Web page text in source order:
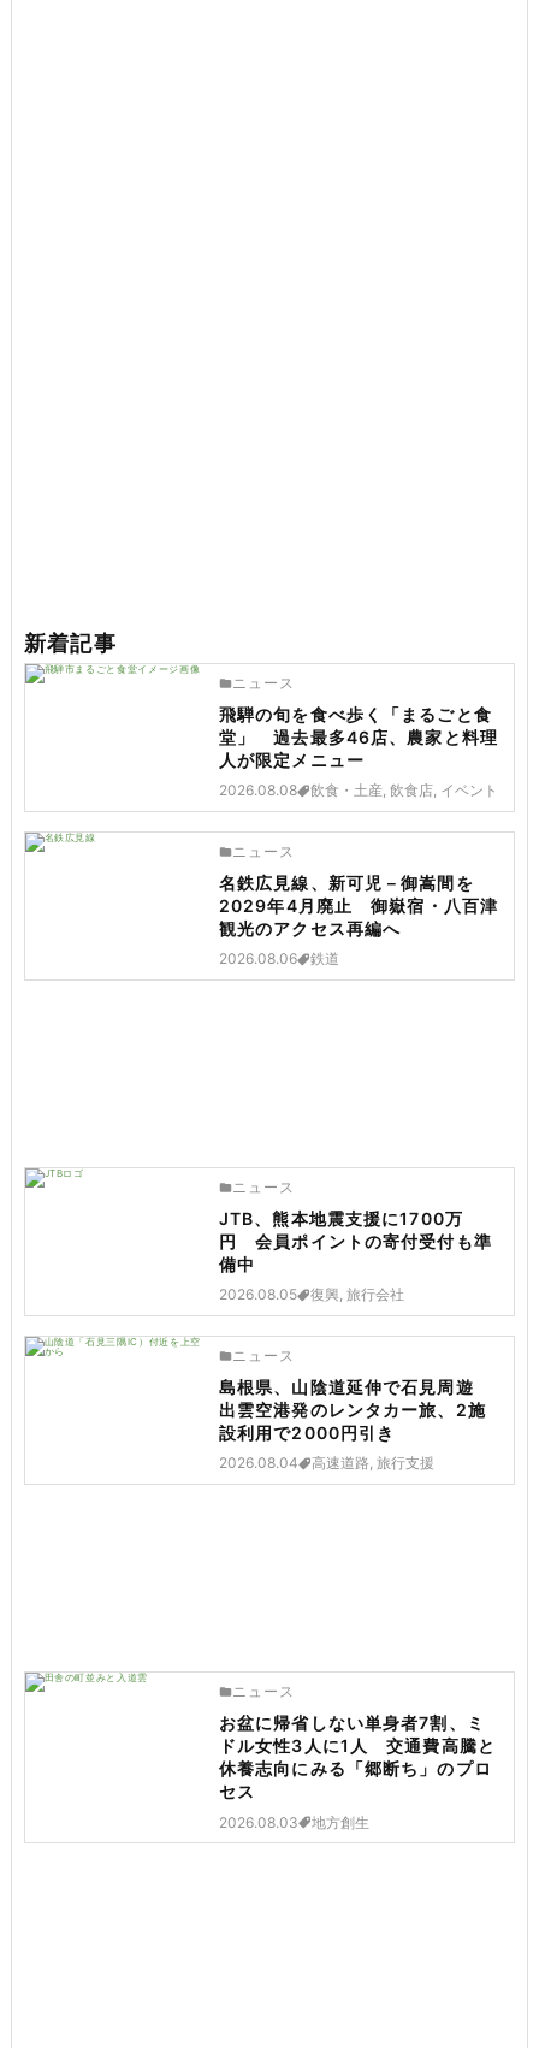
新着記事
ニュース
飛騨の旬を食べ歩く「まるごと食
堂」 過去最多46店、農家と料理
人が限定メニュー
2026.08.08 飲食・土産, 飲食店, イベント
ニュース
名鉄広見線、新可児－御嵩間を
2029年4月廃止 御嶽宿・八百津
観光のアクセス再編へ
2026.08.06 鉄道
ニュース
JTB、熊本地震支援に1700万
円 会員ポイントの寄付受付も準
備中
2026.08.05 復興, 旅行会社
ニュース
島根県、山陰道延伸で石見周遊
出雲空港発のレンタカー旅、2施
設利用で2000円引き
2026.08.04 高速道路, 旅行支援
ニュース
お盆に帰省しない単身者7割、ミ
ドル女性3人に1人 交通費高騰と
休養志向にみる「郷断ち」のプロ
セス
2026.08.03 地方創生